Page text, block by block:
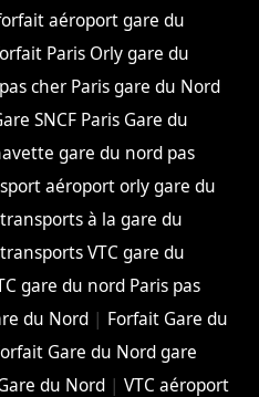
aéroport gare du
Paris Orly gare du
cher Paris gare du Nord
SNCF Paris Gare du
gare du nord pas
aéroport orly gare du
à la gare du
VTC gare du
gare du nord Paris pas
du Nord| Forfait Gare du
Gare du Nord gare
du Nord |VTC aéroport